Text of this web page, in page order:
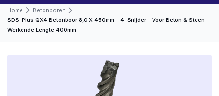
Home
Betonboren
SDS-Plus QX4 Betonboor 8,0 X 450mm – 4-Snijder – Voor Beton & Steen –
Werkende Lengte 400mm